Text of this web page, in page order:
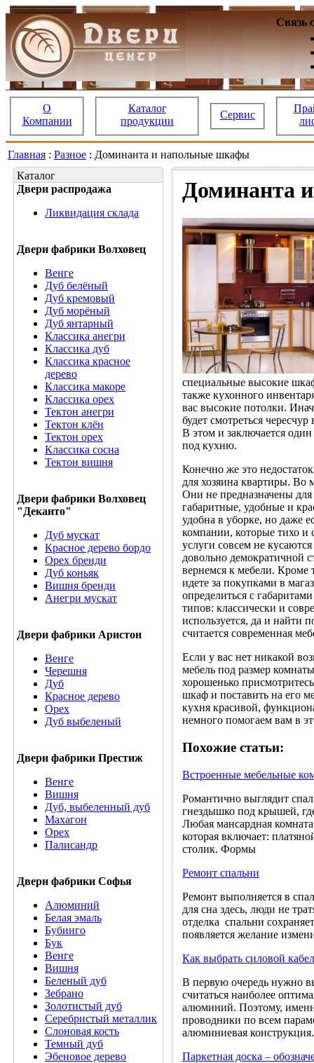
Связь
О
Компании
Каталог
продукции
Сервис
Главная : Разное : Доминанта и напольные шкафы
Каталог
Двери распродажа
Ликвидация склада
Двери фабрики Волховец
Венге
Дуб белёный
Дуб кремовый
Дуб морёный
Дуб янтарный
Классика анегри
Классика дуб
Классика красное
дерево
Классика макоре
Классика орех
Тектон анегри
Тектон клён
Тектон орех
Классика сосна
Тектон вишня
Двери фабрики Волховец
"Деканто"
Дуб мускат
Красное дерево бордо
Орех бренди
Дуб коньяк
Вишня бренди
Анегри мускат
Двери фабрики Аристон
Венге
Черешня
Дуб
Красное дерево
Орех
Дуб выбеленый
Двери фабрики Престиж
Венге
Вишня
Дуб, выбеленный дуб
Махагон
Орех
Палисандр
Двери фабрики Софья
Алюминий
Белая эмаль
Бубинго
Бук
Венге
Вишня
Беленый дуб
Зебрано
Золотистый дуб
Серебристый металлик
Слоновая кость
Темный дуб
Эбеновое дерево
Доминанта
специальные высокие
также кухонного
вас высокие потолки.
будет смотреться
В этом и заключается
под кухню.
Конечно же это
для хозяина квартиры. Во
Они не предназначены
габаритные, удобные и
удобна в уборке, но даже
компании, которые тихо и
услуги совсем не
довольно демократичной
вернемся к мебели. Кроме
идете за покупками в
определиться с
типов: классически и
используется, да и найти
считается современная
Если у вас нет никакой
мебель под размер
хорошенько
шкаф и поставить на его
кухня красивой,
немного помогаем вам в
Похожие статьи:
Встроенные мебельные
Романтично выглядит
гнездышко под крышей,
Любая мансардная
которая включает:
столик. Формы
Ремонт спальни
Ремонт выполняется в
для сна здесь, люди не
отделка спальни
появляется желание
Как выбрать силовой
В первую очередь нужно
считаться наиболее
алюминий. Поэтому,
проводники по всем
алюминиевая
Паркетная доска –